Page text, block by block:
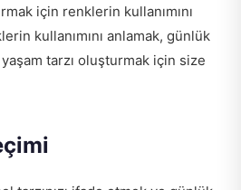
için renklerin kullanımını
kullanımını anlamak, günlük
tarzı oluşturmak için size